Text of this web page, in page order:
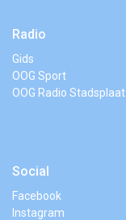
Radio
Gids
OOG Sport
OOG Radio Stadsplaat
Social
Facebook
Instagram